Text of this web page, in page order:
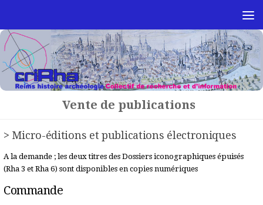
Vente de publications
> Micro-éditions et publications électroniques
A la demande ; les deux titres des Dossiers iconographiques épuisés
(Rha 3 et Rha 6) sont disponibles en copies numériques
Commande